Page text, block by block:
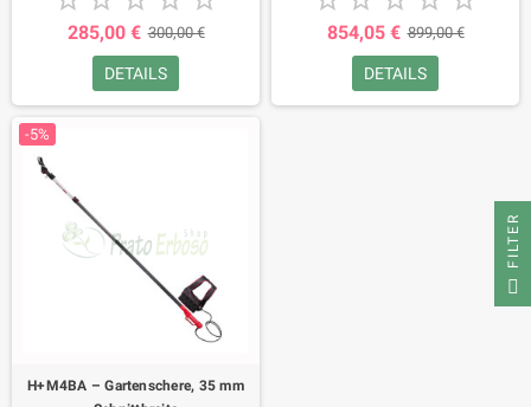
285,00 € 300,00 €
DETAILS
854,05 € 899,00 €
DETAILS
-5%
H+M4BA – Gartenschere, 35 mm
FILTER